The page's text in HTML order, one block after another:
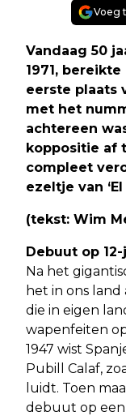
Voeg
Vandaag 50
1971,
eerste plaats
met het
achtereen
koppositie af
compleet
ezeltje van
(tekst: Wim
Debuut op
Na het
het in ons
die in eigen
wapenfeiten
1947 wist
Pubill Calaf,
luidt. Toen
debuut op een